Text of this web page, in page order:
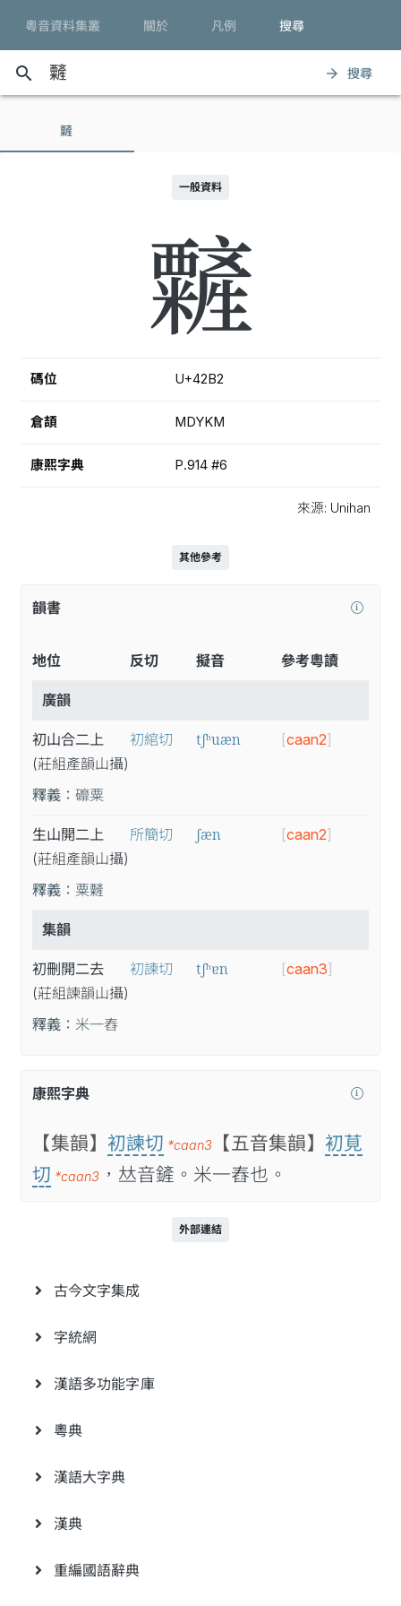
粵音資料集叢 關於 凡例 搜尋
search arrow_forward 搜尋
䊲
一般資料
䊲
碼位 U+42B2
倉頡 MDYKM
康熙字典 P.914 #6
來源: Unihan
其他參考
韻書
地位 反切 擬音 參考粵讀
廣韻
初山合二上
(莊組產韻山攝)
初綰切 tʃʰuæn [caan2]
釋義： 䃺粟
生山開二上
(莊組產韻山攝)
所簡切 ʃæn [caan2]
釋義： 粟䊲
集韻
初刪開二去
(莊組諫韻山攝)
初諫切 tʃʰɐn [caan3]
釋義： 米一舂
康熙字典
【集韻】 初諫切 *caan3 【五音集韻】 初莧
切 *caan3 ，𠀤音鏟。米一舂也。
外部連結
古今文字集成
字統網
漢語多功能字庫
粵典
漢語大字典
漢典
重編國語辭典